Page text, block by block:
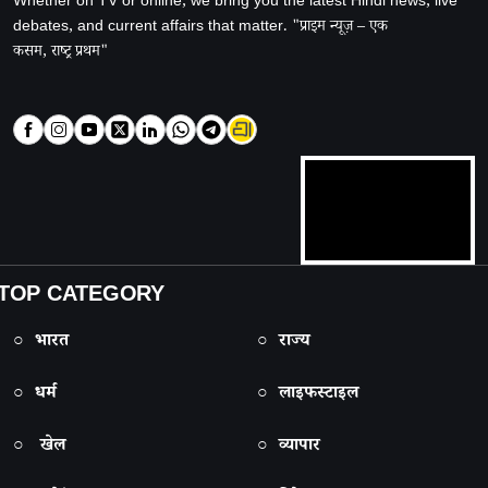
debates, and current affairs that matter. "प्राइम न्यूज़ – एक
कसम, राष्ट्र प्रथम"
CATEGORY
○ भारत
○ राज्य
○ धर्म
○ लाइफस्टाइल
○ खेल
○ व्यापार